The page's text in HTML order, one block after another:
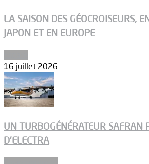
LA SAISON DES GÉOCROISEURS,
JAPON ET EN EUROPE
16 juillet 2026
UN TURBOGÉNÉRATEUR SAFRAN
D’ELECTRA